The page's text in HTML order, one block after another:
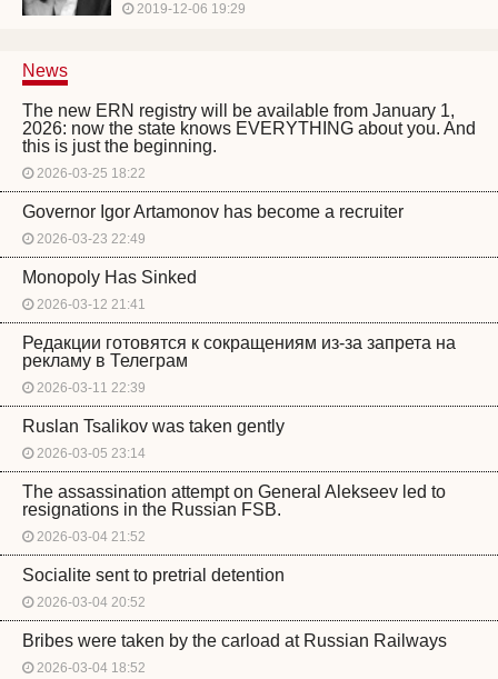
2019-12-06 19:29
News
The new ERN registry will be available from January 1,
2026: now the state knows EVERYTHING about you. And
this is just the beginning.
2026-03-25 18:22
Governor Igor Artamonov has become a recruiter
2026-03-23 22:49
Monopoly Has Sinked
2026-03-12 21:41
Редакции готовятся к сокращениям из-за запрета на
рекламу в Телеграм
2026-03-11 22:39
Ruslan Tsalikov was taken gently
2026-03-05 23:14
The assassination attempt on General Alekseev led to
resignations in the Russian FSB.
2026-03-04 21:52
Socialite sent to pretrial detention
2026-03-04 20:52
Bribes were taken by the carload at Russian Railways
2026-03-04 18:52